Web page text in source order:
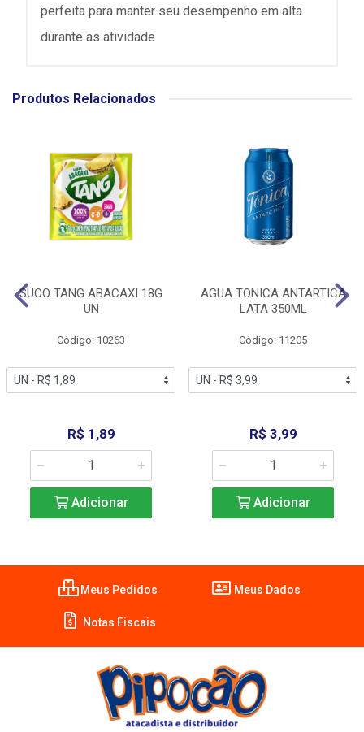
perfeita para manter seu desempenho em alta
durante as atividade
Produtos Relacionados
SUCO TANG ABACAXI 18G
UN
Código: 10263
R$ 1,89
Adicionar
AGUA TONICA ANTARTICA
LATA 350ML
Código: 11205
R$ 3,99
Adicionar
Meus Pedidos Meus Dados
Notas Fiscais